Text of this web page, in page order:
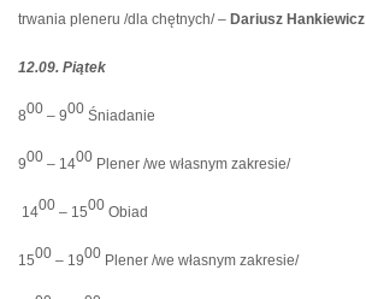
trwania pleneru /dla chętnych/ – Dariusz Hankiewicz
12.09. Piątek
800 – 900 Śniadanie
900 – 1400 Plener /we własnym zakresie/
1400 – 1500 Obiad
1500 – 1900 Plener /we własnym zakresie/